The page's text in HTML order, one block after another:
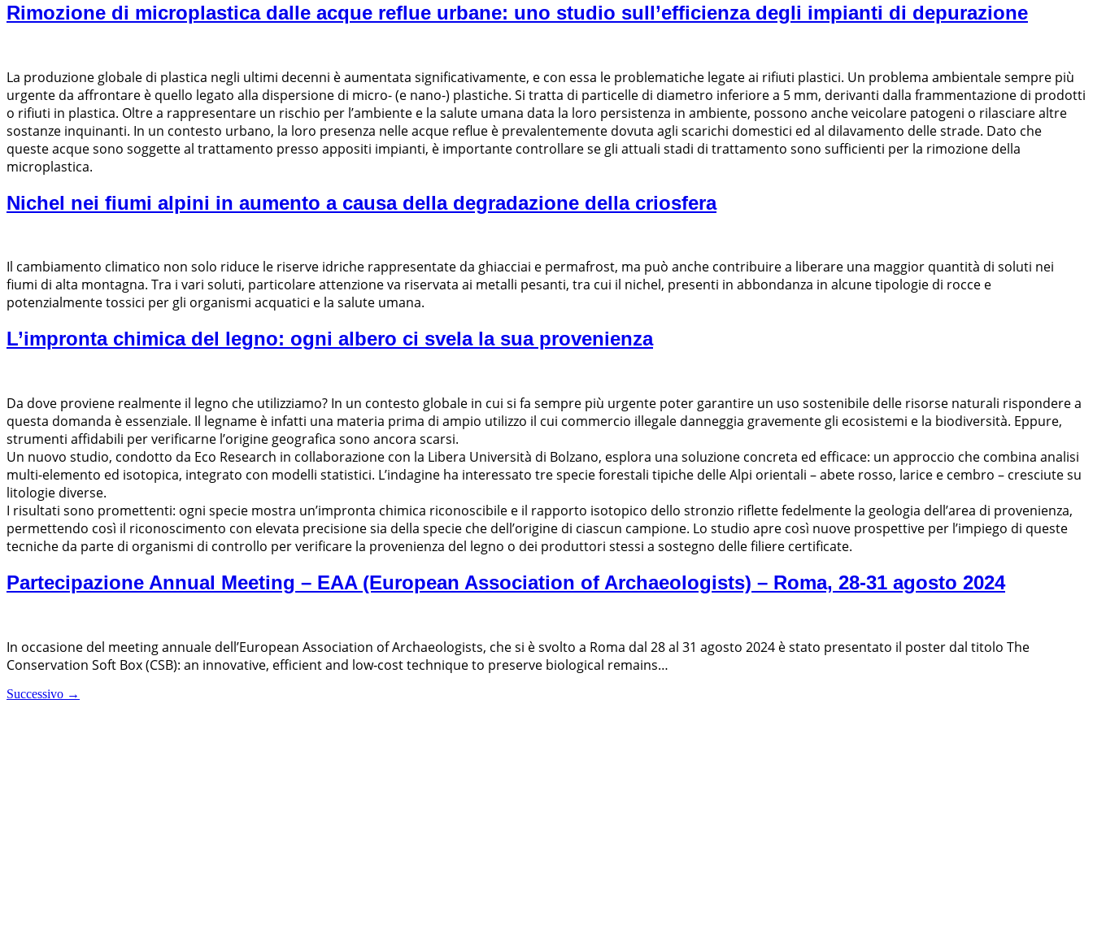
Rimozione di microplastica dalle acque reflue urbane: uno studio sull’efficienza degli impianti di depurazione
La produzione globale di plastica negli ultimi decenni è aumentata significativamente, e con essa le problematiche legate ai rifiuti plastici. Un problema ambientale sempre più
urgente da affrontare è quello legato alla dispersione di micro- (e nano-) plastiche. Si tratta di particelle di diametro inferiore a 5 mm, derivanti dalla frammentazione di prodotti
o rifiuti in plastica. Oltre a rappresentare un rischio per l’ambiente e la salute umana data la loro persistenza in ambiente, possono anche veicolare patogeni o rilasciare altre
sostanze inquinanti. In un contesto urbano, la loro presenza nelle acque reflue è prevalentemente dovuta agli scarichi domestici ed al dilavamento delle strade. Dato che
queste acque sono soggette al trattamento presso appositi impianti, è importante controllare se gli attuali stadi di trattamento sono sufficienti per la rimozione della
microplastica.
Nichel nei fiumi alpini in aumento a causa della degradazione della criosfera
Il cambiamento climatico non solo riduce le riserve idriche rappresentate da ghiacciai e permafrost, ma può anche contribuire a liberare una maggior quantità di soluti nei
fiumi di alta montagna. Tra i vari soluti, particolare attenzione va riservata ai metalli pesanti, tra cui il nichel, presenti in abbondanza in alcune tipologie di rocce e
potenzialmente tossici per gli organismi acquatici e la salute umana.
L’impronta chimica del legno: ogni albero ci svela la sua provenienza
Da dove proviene realmente il legno che utilizziamo? In un contesto globale in cui si fa sempre più urgente poter garantire un uso sostenibile delle risorse naturali rispondere a
questa domanda è essenziale. Il legname è infatti una materia prima di ampio utilizzo il cui commercio illegale danneggia gravemente gli ecosistemi e la biodiversità. Eppure,
strumenti affidabili per verificarne l’origine geografica sono ancora scarsi.
Un nuovo studio, condotto da Eco Research in collaborazione con la Libera Università di Bolzano, esplora una soluzione concreta ed efficace: un approccio che combina analisi
multi-elemento ed isotopica, integrato con modelli statistici. L’indagine ha interessato tre specie forestali tipiche delle Alpi orientali – abete rosso, larice e cembro – cresciute su
litologie diverse.
I risultati sono promettenti: ogni specie mostra un’impronta chimica riconoscibile e il rapporto isotopico dello stronzio riflette fedelmente la geologia dell’area di provenienza,
permettendo così il riconoscimento con elevata precisione sia della specie che dell’origine di ciascun campione. Lo studio apre così nuove prospettive per l’impiego di queste
tecniche da parte di organismi di controllo per verificare la provenienza del legno o dei produttori stessi a sostegno delle filiere certificate.
Partecipazione Annual Meeting – EAA (European Association of Archaeologists) – Roma, 28-31 agosto 2024
In occasione del meeting annuale dell’European Association of Archaeologists, che si è svolto a Roma dal 28 al 31 agosto 2024 è stato presentato il poster dal titolo The
Conservation Soft Box (CSB): an innovative, efficient and low‐cost technique to preserve biological remains…
Successivo →